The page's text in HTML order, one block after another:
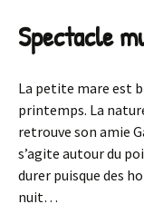
Spectacle
La petite mare est
printemps. La
retrouve son amie
s’agite autour du
durer puisque des
nuit…